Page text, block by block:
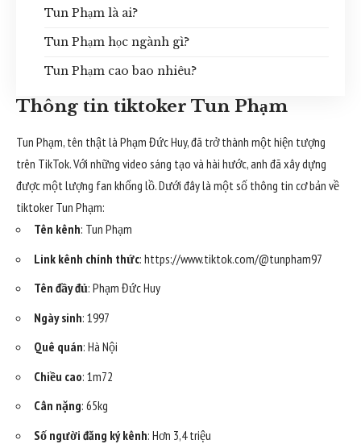
Tun Phạm là ai?
Tun Phạm học ngành gì?
Tun Phạm cao bao nhiêu?
Thông tin tiktoker Tun Phạm
Tun Phạm, tên thật là Phạm Đức Huy, đã trở thành một hiện tượng
trên TikTok. Với những video sáng tạo và hài hước, anh đã xây dựng
được một lượng fan khổng lồ. Dưới đây là một số thông tin cơ bản về
tiktoker Tun Phạm:
Tên kênh: Tun Phạm
Link kênh chính thức: https://www.tiktok.com/@tunpham97
Tên đầy đủ: Phạm Đức Huy
Ngày sinh: 1997
Quê quán: Hà Nội
Chiều cao: 1m72
Cân nặng: 65kg
Số người đăng ký kênh: Hơn 3,4 triệu